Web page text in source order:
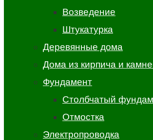
Возведение
Штукатурка
Деревянные дома
Дома из кирпича и
Фундамент
Столбчатый
Отмостка
Электропроводка